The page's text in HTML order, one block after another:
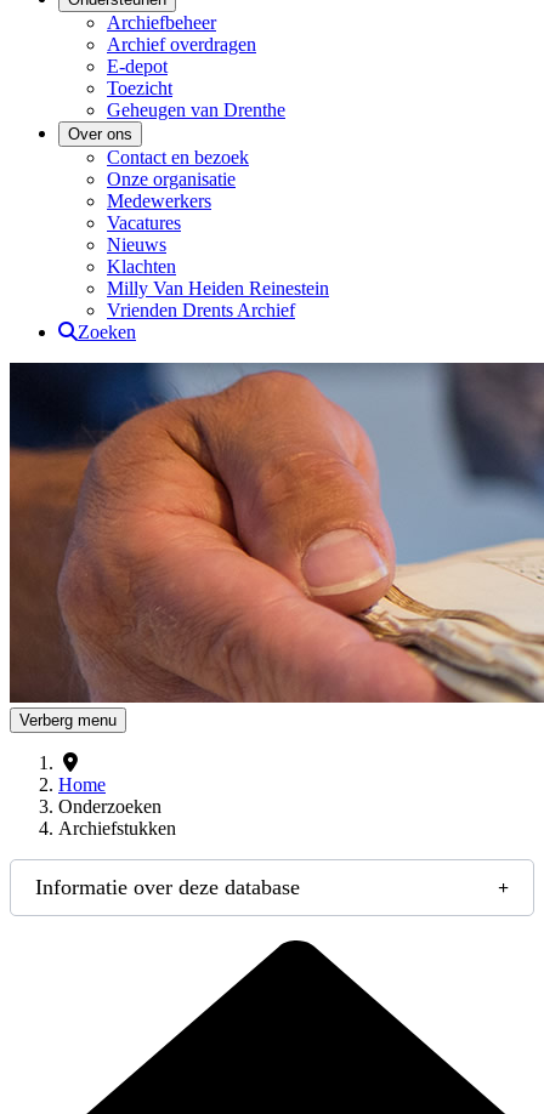
Archiefbeheer
Archief overdragen
E-depot
Toezicht
Geheugen van Drenthe
Over ons
Contact en bezoek
Onze organisatie
Medewerkers
Vacatures
Nieuws
Klachten
Milly Van Heiden Reinestein
Vrienden Drents Archief
Zoeken
Drents Archief
Verberg menu
Home
Onderzoeken
Archiefstukken
Informatie over deze database